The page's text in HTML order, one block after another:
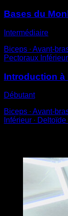
Bases du
Intermédiaire
Biceps ∙ Avant-
Pectoraux
Introduction à
Débutant
Biceps ∙ Avant-
Inférieur ∙